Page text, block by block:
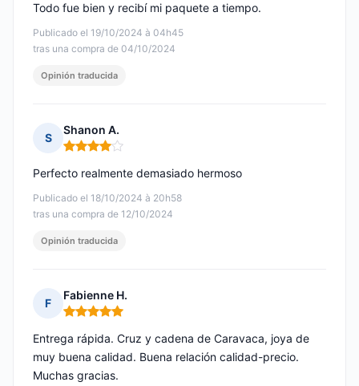
Publicado el 19/10/2024 à 04h45
tras una compra de 04/10/2024
Todo fue bien y recibí mi paquete a tiempo.
Opinión traducida
S
Shanon A.
Nota: 4 de 5
Publicado el 18/10/2024 à 20h58
tras una compra de 12/10/2024
Perfecto realmente demasiado hermoso
Opinión traducida
F
Fabienne H.
Nota: 5 de 5
Entrega rápida. Cruz y cadena de Caravaca, joya de
muy buena calidad. Buena relación calidad-precio.
Muchas gracias.